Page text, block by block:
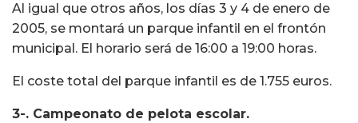
Al igual que otros años, los días 3 y 4 de enero de
2005, se montará un parque infantil en el frontón
municipal. El horario será de 16:00 a 19:00 horas.
El coste total del parque infantil es de 1.755 euros.
3-. Campeonato de pelota escolar.